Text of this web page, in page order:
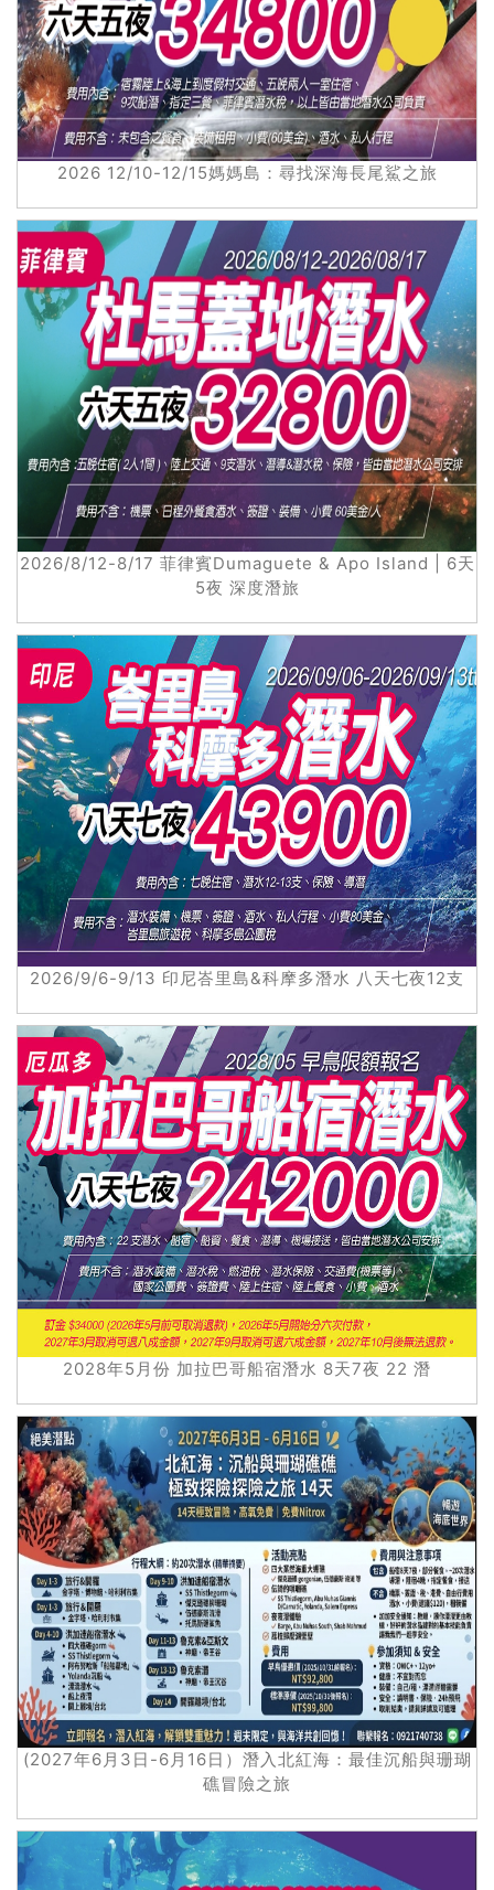
2026 12/10-12/15媽媽島：尋找深海長尾鯊之旅
2026/8/12-8/17 菲律賓Dumaguete & Apo Island | 6天
5夜 深度潛旅
2026/9/6-9/13 印尼峇里島&科摩多潛水 八天七夜12支
2028年5月份 加拉巴哥船宿潛水 8天7夜 22 潛
(2027年6月3日-6月16日）潛入北紅海：最佳沉船與珊瑚
礁冒險之旅